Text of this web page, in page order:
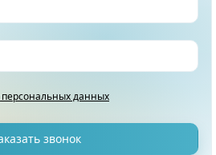
персональных данных